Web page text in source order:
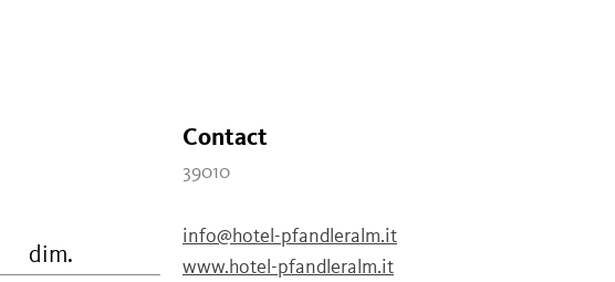
dim.
Contact
39010
info@hotel-pfandleralm.it
www.hotel-pfandleralm.it